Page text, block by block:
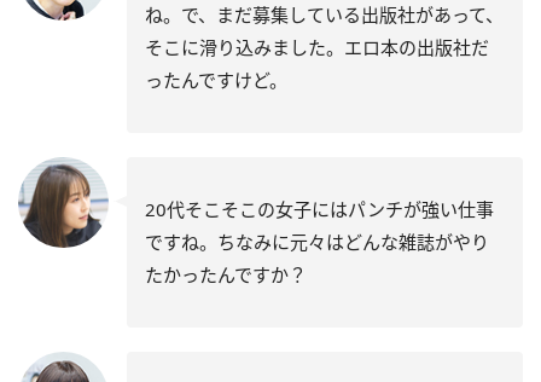
ね。で、まだ募集している出版社があって、
そこに滑り込みました。エロ本の出版社だ
ったんですけど。
20代そこそこの女子にはパンチが強い仕事
ですね。ちなみに元々はどんな雑誌がやり
たかったんですか？